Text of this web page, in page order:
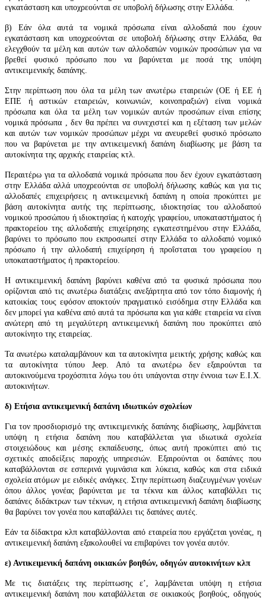
εγκατάσταση και υποχρεούνται σε υποβολή δήλωσης στην Ελλάδα.
β) Εάν όλα αυτά τα νομικά πρόσωπα είναι αλλοδαπά που έχουν
εγκατάσταση και υποχρεούνται σε υποβολή δήλωσης στην Ελλάδα, θα
ελεγχθούν τα μέλη και αυτών των αλλοδαπών νομικών προσώπων για να
βρεθεί φυσικό πρόσωπο που να βαρύνεται με ποσά της υπόψη
αντικειμενικής δαπάνης.
Στην περίπτωση που όλα τα μέλη των ανωτέρω εταιρειών (ΟΕ ή ΕΕ ή
ΕΠΕ ή αστικών εταιρειών, κοινωνιών, κοινοπραξιών) είναι νομικά
πρόσωπα και όλα τα μέλη των νομικών αυτών προσώπων είναι επίσης
νομικά πρόσωπα , δεν θα πρέπει να συνεχιστεί και η εξέταση των μελών
και αυτών των νομικών προσώπων μέχρι να ανευρεθεί φυσικό πρόσωπο
που να βαρύνεται με την αντικειμενική δαπάνη διαβίωσης με βάση τα
αυτοκίνητα της αρχικής εταιρείας κτλ.
Περαιτέρω για τα αλλοδαπά νομικά πρόσωπα που δεν έχουν εγκατάσταση
στην Ελλάδα αλλά υποχρεούνται σε υποβολή δήλωσης καθώς και για τις
αλλοδαπές επιχειρήσεις η αντικειμενική δαπάνη η οποία προκύπτει με
βάση αυτοκίνητα αυτής της περίπτωσης, ιδιοκτησίας του αλλοδαπού
νομικού προσώπου ή ιδιοκτησίας ή κατοχής γραφείου, υποκαταστήματος ή
πρακτορείου της αλλοδαπής επιχείρησης εγκατεστημένου στην Ελλάδα,
βαρύνει το πρόσωπο που εκπροσωπεί στην Ελλάδα το αλλοδαπό νομικό
πρόσωπο ή την αλλοδαπή επιχείρηση ή προΐσταται του γραφείου η
υποκαταστήματος ή πρακτορείου.
Η αντικειμενική δαπάνη βαρύνει καθένα από τα φυσικά πρόσωπα που
ορίζονται από τις ανωτέρω διατάξεις ανεξάρτητα από τον τόπο διαμονής ή
κατοικίας τους εφόσον αποκτούν πραγματικό εισόδημα στην Ελλάδα και
δεν μπορεί για καθένα από αυτά τα πρόσωπα και για κάθε εταιρεία να είναι
ανώτερη από τη μεγαλύτερη αντικειμενική δαπάνη που προκύπτει από
αυτοκίνητο της εταιρείας.
Τα ανωτέρω καταλαμβάνουν και τα αυτοκίνητα μεικτής χρήσης καθώς και
τα αυτοκίνητα τύπου Jeep. Από τα ανωτέρω δεν εξαιρούνται τα
αυτοκινούμενα τροχόσπιτα λόγω του ότι υπάγονται στην έννοια των Ε.Ι.Χ.
αυτοκινήτων.
δ) Ετήσια αντικειμενική δαπάνη ιδιωτικών σχολείων
Για τον προσδιορισμό της αντικειμενικής δαπάνης διαβίωσης, λαμβάνεται
υπόψη η ετήσια δαπάνη που καταβάλλεται για ιδιωτικά σχολεία
στοιχειώδους και μέσης εκπαίδευσης, όπως αυτή προκύπτει από τις
σχετικές αποδείξεις παροχής υπηρεσιών. Εξαιρούνται οι δαπάνες που
καταβάλλονται σε εσπερινά γυμνάσια και λύκεια, καθώς και στα ειδικά
σχολεία ατόμων με ειδικές ανάγκες. Στην περίπτωση διαζευγμένων γονέων
όπου άλλος γονέας βαρύνεται με τα τέκνα και άλλος καταβάλλει τις
δαπάνες διδάκτρων των τέκνων, η ετήσια αντικειμενική δαπάνη διαβίωσης
θα βαρύνει τον γονέα που καταβάλλει τις δαπάνες αυτές.
Εάν τα δίδακτρα κλπ καταβάλλονται από εταιρεία που εργάζεται γονέας, η
αντικειμενική δαπάνη εξακολουθεί να επιβαρύνει τον γονέα αυτόν.
ε) Αντικειμενική δαπάνη οικιακών βοηθών, οδηγών αυτοκινήτων κλπ
Με τις διατάξεις της περίπτωσης ε’, λαμβάνεται υπόψη η ετήσια
αντικειμενική δαπάνη που καταβάλλεται σε οικιακούς βοηθούς, οδηγούς